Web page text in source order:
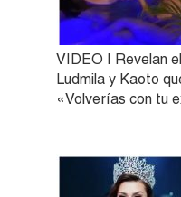
VIDEO | Revelan
Ludmila y Kaoto
«Volverías con tu